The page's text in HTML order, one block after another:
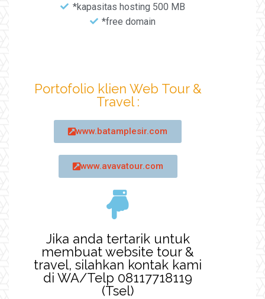
*kapasitas hosting 500 MB
*free domain
Portofolio klien Web Tour &
Travel :
www.batamplesir.com
www.avavatour.com
Jika anda tertarik untuk
membuat website tour &
travel, silahkan kontak kami
di WA/Telp 08117718119
(Tsel)